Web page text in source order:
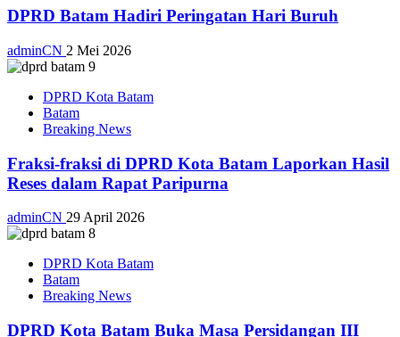
DPRD Batam Hadiri Peringatan Hari Buruh
adminCN 2 Mei 2026
DPRD Kota Batam
Batam
Breaking News
Fraksi-fraksi di DPRD Kota Batam Laporkan Hasil
Reses dalam Rapat Paripurna
adminCN 29 April 2026
DPRD Kota Batam
Batam
Breaking News
DPRD Kota Batam Buka Masa Persidangan III